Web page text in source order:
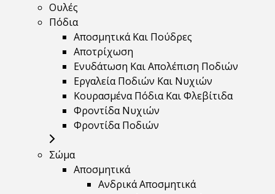
Ουλές
Πόδια
Αποσμητικά Και Πούδρες
Αποτρίχωση
Ενυδάτωση Και Απολέπιση Ποδιών
Εργαλεία Ποδιών Και Νυχιών
Κουρασμένα Πόδια Και Φλεβίτιδα
Φροντίδα Νυχιών
Φροντίδα Ποδιών
Σώμα
Αποσμητικά
Ανδρικά Αποσμητικά